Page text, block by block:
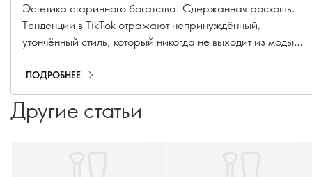
Эстетика старинного богатства. Сдержанная роскошь.
Тенденции в TikTok отражают непринуждённый,
утончённый стиль, который никогда не выходит из моды.
экстравагантности, помогут вам почувствовать себя по-
настоящему роскошно.
ПОДРОБНЕЕ
Другие статьи